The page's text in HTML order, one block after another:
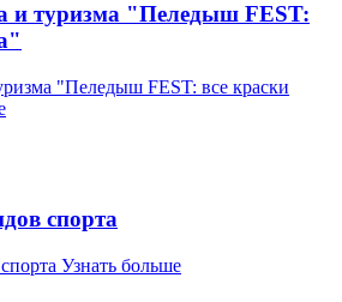
и туризма "Пеледыш FEST:
"Пеледыш FEST: все краски
спорта
Узнать больше